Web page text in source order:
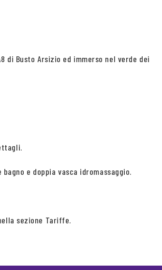
di Busto Arsizio ed immerso nel verde dei
e doppia vasca idromassaggio.
sezione Tariffe.